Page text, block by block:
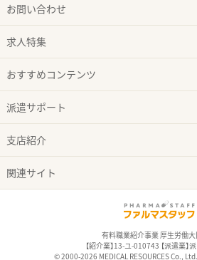
お問い合わせ
求人特集
おすすめコンテンツ
派遣サポート
支店紹介
関連サイト
有料職業紹介事業 厚生労働
【紹介業】13-ユ-010743 【派遣業】
© 2000-2026 MEDICAL RESOURCES Co.,